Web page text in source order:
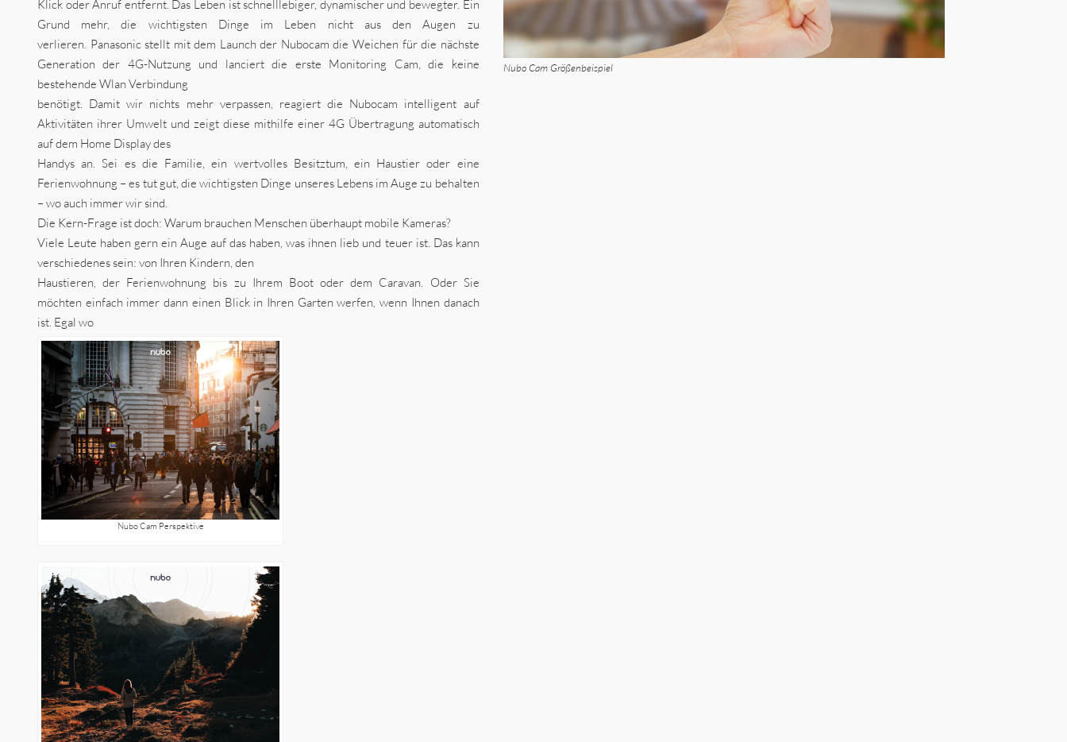
Nubo Cam Größenbeispiel
Klick oder Anruf entfernt. Das Leben ist schnelllebiger, dynamischer und bewegter. Ein
Grund mehr, die wichtigsten Dinge im Leben nicht aus den Augen zu
verlieren. Panasonic stellt mit dem Launch der Nubocam die Weichen für die nächste
Generation der 4G-Nutzung und lanciert die erste Monitoring Cam, die keine
bestehende Wlan Verbindung
benötigt. Damit wir nichts mehr verpassen, reagiert die Nubocam intelligent auf
Aktivitäten ihrer Umwelt und zeigt diese mithilfe einer 4G Übertragung automatisch
auf dem Home Display des
Handys an. Sei es die Familie, ein wertvolles Besitztum, ein Haustier oder eine
Ferienwohnung – es tut gut, die wichtigsten Dinge unseres Lebens im Auge zu behalten
– wo auch immer wir sind.
Die Kern-Frage ist doch: Warum brauchen Menschen überhaupt mobile Kameras?
Viele Leute haben gern ein Auge auf das haben, was ihnen lieb und teuer ist. Das kann
verschiedenes sein: von Ihren Kindern, den
Haustieren, der Ferienwohnung bis zu Ihrem Boot oder dem Caravan. Oder Sie
möchten einfach immer dann einen Blick in Ihren Garten werfen, wenn Ihnen danach
ist. Egal wo
Nubo Cam Perspektive